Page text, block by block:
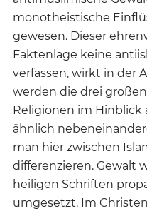
monotheistische
gewesen. Dieser
Faktenlage keine
verfassen, wirkt in der
werden die drei
Religionen im Hinblick
ähnlich
man hier zwischen
differenzieren. Gewalt
heiligen Schriften
umgesetzt. Im